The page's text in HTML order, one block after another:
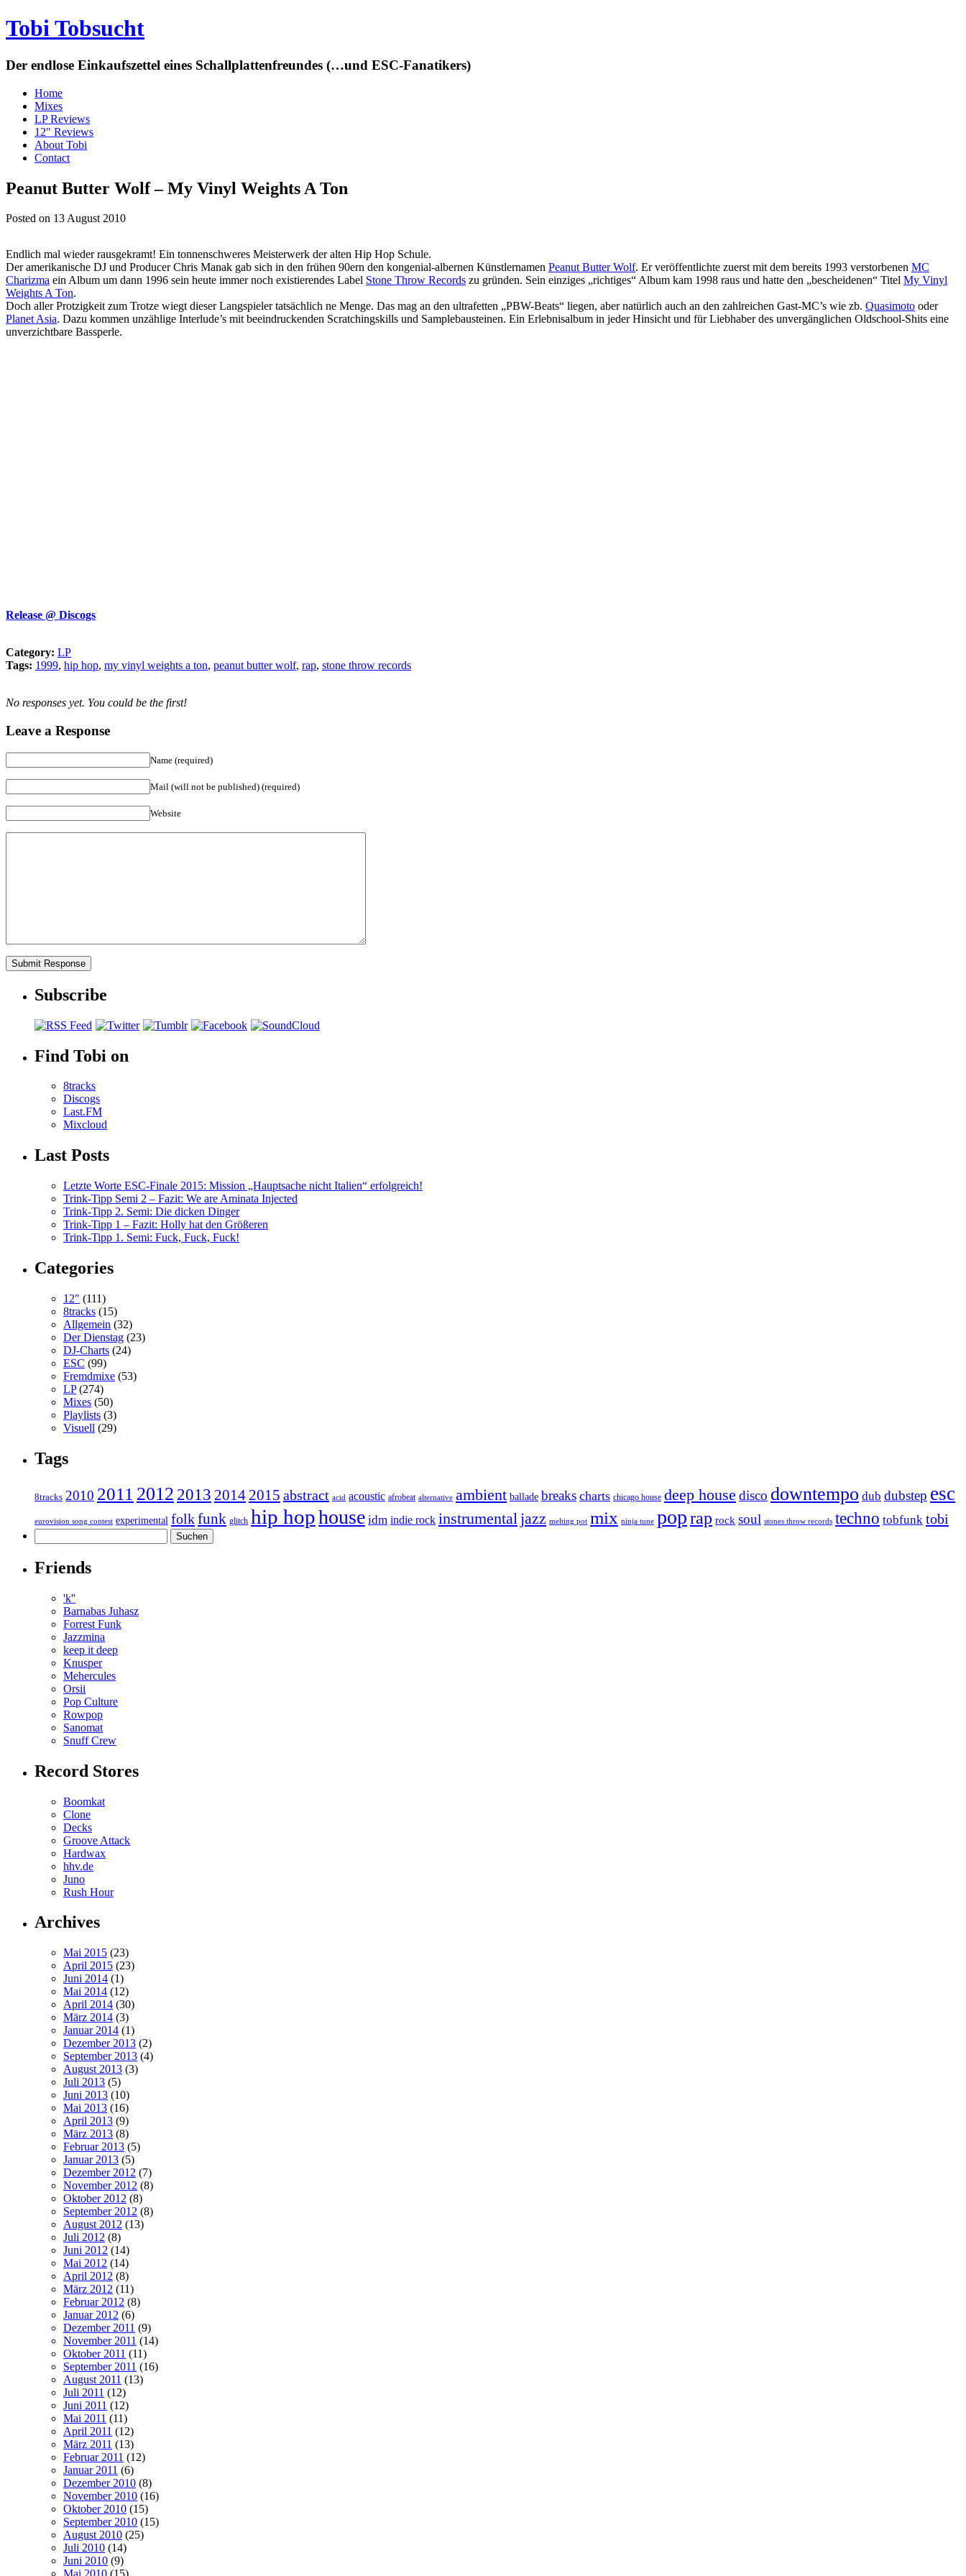
Tobi Tobsucht
Der endlose Einkaufszettel eines Schallplattenfreundes (…und ESC-Fanatikers)
Home
Mixes
LP Reviews
12" Reviews
About Tobi
Contact
Peanut Butter Wolf – My Vinyl Weights A Ton
Posted on 13 August 2010
Endlich mal wieder rausgekramt! Ein tonnenschweres Meisterwerk der alten Hip Hop Schule.
Der amerikanische DJ und Producer Chris Manak gab sich in den frühen 90ern den kongenial-albernen Künstlernamen Peanut Butter Wolf. Er veröffentlichte zuerst mit dem bereits 1993 verstorbenen MC
Charizma ein Album um dann 1996 sein heute immer noch existierendes Label Stone Throw Records zu gründen. Sein einziges „richtiges“ Album kam 1998 raus und hatte den „bescheidenen“ Titel My Vinyl
Weights A Ton.
Doch aller Protzigkeit zum Trotze wiegt dieser Langspieler tatsächlich ne Menge. Das mag an den ultrafetten „PBW-Beats“ liegen, aber natürlich auch an den zahlreichen Gast-MC’s wie zb. Quasimoto oder
Planet Asia. Dazu kommen unzählige Interlude’s mit beeindruckenden Scratchingskills und Samplebausteinen. Ein Erlebnisalbum in jeder Hinsicht und für Liebhaber des unvergänglichen Oldschool-Shits eine
unverzichtbare Bassperle.
Release @ Discogs
Category: LP
Tags: 1999, hip hop, my vinyl weights a ton, peanut butter wolf, rap, stone throw records
No responses yet. You could be the first!
Leave a Response
Name (required)
Mail (will not be published) (required)
Website
Subscribe
Find Tobi on
8tracks
Discogs
Last.FM
Mixcloud
Last Posts
Letzte Worte ESC-Finale 2015: Mission „Hauptsache nicht Italien“ erfolgreich!
Trink-Tipp Semi 2 – Fazit: We are Aminata Injected
Trink-Tipp 2. Semi: Die dicken Dinger
Trink-Tipp 1 – Fazit: Holly hat den Größeren
Trink-Tipp 1. Semi: Fuck, Fuck, Fuck!
Categories
12" (111)
8tracks (15)
Allgemein (32)
Der Dienstag (23)
DJ-Charts (24)
ESC (99)
Fremdmixe (53)
LP(274)
Mixes (50)
Playlists (3)
Visuell (29)
Tags
8tracks 2010 2011 2012 2013 2014 2015 abstract acid acoustic afrobeat alternative ambient ballade breaks charts chicago house deep house disco downtempo dub dubstep esc
eurovision song contest experimental folkfunk glitch hip hophouse idm indie rock instrumental jazz melting pot mix ninja tune poprap rock soul stones throw records techno tobfunk tobi
nach:
Friends
'k''
Barnabas Juhasz
Forrest Funk
Jazzmina
keep it deep
Knusper
Mehercules
Orsii
Pop Culture
Rowpop
Sanomat
Snuff Crew
Record Stores
Boomkat
Clone
Decks
Groove Attack
Hardwax
hhv.de
Juno
Rush Hour
Archives
Mai 2015 (23)
April 2015 (23)
Juni 2014 (1)
Mai 2014 (12)
April 2014 (30)
März 2014 (3)
Januar 2014 (1)
Dezember 2013 (2)
September 2013 (4)
August 2013 (3)
Juli 2013 (5)
Juni 2013 (10)
Mai 2013 (16)
April 2013 (9)
März 2013 (8)
Februar 2013 (5)
Januar 2013 (5)
Dezember 2012 (7)
November 2012 (8)
Oktober 2012 (8)
September 2012 (8)
August 2012 (13)
Juli 2012 (8)
Juni 2012 (14)
Mai 2012 (14)
April 2012 (8)
März 2012 (11)
Februar 2012 (8)
Januar 2012 (6)
Dezember 2011 (9)
November 2011 (14)
Oktober 2011 (11)
September 2011 (16)
August 2011 (13)
Juli 2011 (12)
Juni 2011 (12)
Mai 2011 (11)
April 2011 (12)
März 2011 (13)
Februar 2011 (12)
Januar 2011 (6)
Dezember 2010 (8)
November 2010 (16)
Oktober 2010 (15)
September 2010 (15)
August 2010 (25)
Juli 2010 (14)
Juni 2010 (9)